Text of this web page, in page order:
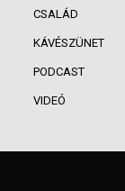
CSALÁD
KÁVÉSZÜNET
PODCAST
VIDEÓ